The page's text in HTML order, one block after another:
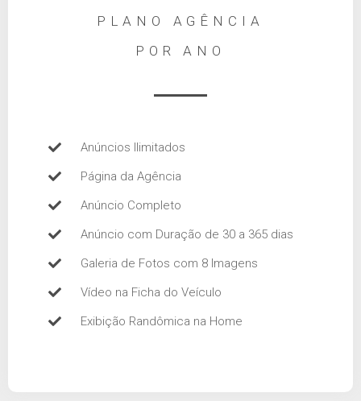
PLANO AGÊNCIA
POR ANO
Anúncios Ilimitados
Página da Agência
Anúncio Completo
Anúncio com Duração de 30 a 365 dias
Galeria de Fotos com 8 Imagens
Vídeo na Ficha do Veículo
Exibição Randômica na Home